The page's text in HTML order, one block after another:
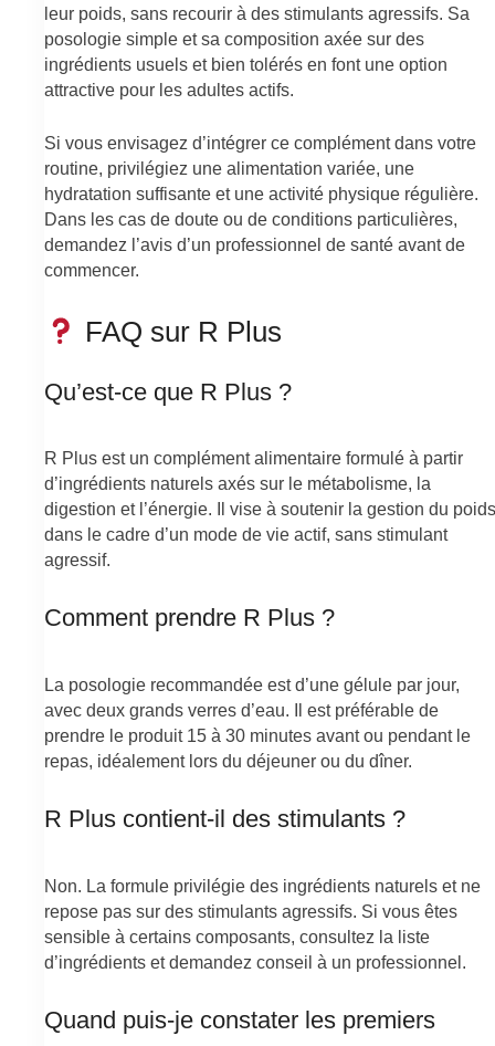
leur poids, sans recourir à des stimulants agressifs. Sa
posologie simple et sa composition axée sur des
ingrédients usuels et bien tolérés en font une option
attractive pour les adultes actifs.
Si vous envisagez d’intégrer ce complément dans votre
routine, privilégiez une alimentation variée, une
hydratation suffisante et une activité physique régulière.
Dans les cas de doute ou de conditions particulières,
demandez l’avis d’un professionnel de santé avant de
commencer.
FAQ sur R Plus
Qu’est-ce que R Plus ?
R Plus est un complément alimentaire formulé à partir
d’ingrédients naturels axés sur le métabolisme, la
digestion et l’énergie. Il vise à soutenir la gestion du poids
dans le cadre d’un mode de vie actif, sans stimulant
agressif.
Comment prendre R Plus ?
La posologie recommandée est d’une gélule par jour,
avec deux grands verres d’eau. Il est préférable de
prendre le produit 15 à 30 minutes avant ou pendant le
repas, idéalement lors du déjeuner ou du dîner.
R Plus contient-il des stimulants ?
Non. La formule privilégie des ingrédients naturels et ne
repose pas sur des stimulants agressifs. Si vous êtes
sensible à certains composants, consultez la liste
d’ingrédients et demandez conseil à un professionnel.
Quand puis-je constater les premiers